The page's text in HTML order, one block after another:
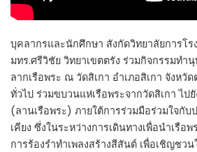
บุคลากรและนักศึกษา สังกัดวิทยาลัยการโร
มทร.ศรีวิชัย วิทยาเขตตรัง ร่วมกิจกรรมทำ
ลากเรือพระ ณ วัดสิเกา อำเภอสิเกา จังหวั
ทั่วไป ร่วมขบวนแห่เรือพระจากวัดสิเกา ไป
(ลานเรือพระ) ภายใต้การร่วมมือร่วมใจกั
เคียง ซึ่งในระหว่างการเดินทางเพื่อนำเรือ
การร้องรำทำเพลงสร้างสีสันต์ เพื่อเชิญชว